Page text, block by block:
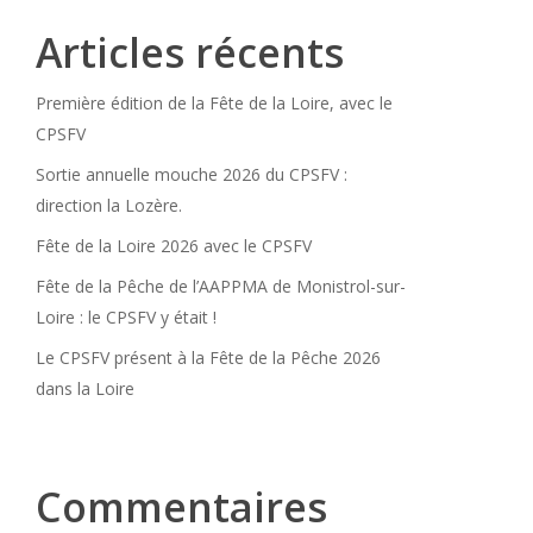
Articles récents
Première édition de la Fête de la Loire, avec le
CPSFV
Sortie annuelle mouche 2026 du CPSFV :
direction la Lozère.
Fête de la Loire 2026 avec le CPSFV
Fête de la Pêche de l’AAPPMA de Monistrol-sur-
Loire : le CPSFV y était !
Le CPSFV présent à la Fête de la Pêche 2026
dans la Loire
Commentaires